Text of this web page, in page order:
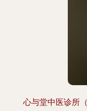
心与堂中医诊所